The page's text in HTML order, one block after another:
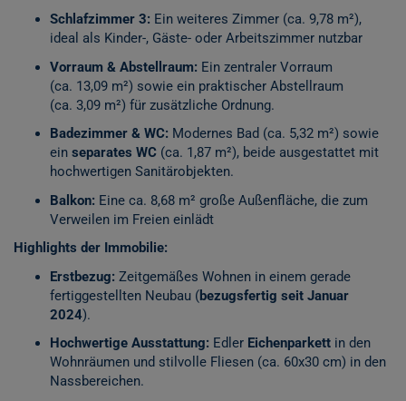
Schlafzimmer 3: Ein weiteres Zimmer (ca. 9,78 m²),
ideal als Kinder-, Gäste- oder Arbeitszimmer nutzbar
Vorraum & Abstellraum: Ein zentraler Vorraum
(ca. 13,09 m²) sowie ein praktischer Abstellraum
(ca. 3,09 m²) für zusätzliche Ordnung.
Badezimmer & WC: Modernes Bad (ca. 5,32 m²) sowie
ein separates WC (ca. 1,87 m²), beide ausgestattet mit
hochwertigen Sanitärobjekten.
Balkon: Eine ca. 8,68 m² große Außenfläche, die zum
Verweilen im Freien einlädt
Highlights der Immobilie:
Erstbezug: Zeitgemäßes Wohnen in einem gerade
fertiggestellten Neubau (bezugsfertig seit Januar
2024).
Hochwertige Ausstattung: Edler Eichenparkett in den
Wohnräumen und stilvolle Fliesen (ca. 60x30 cm) in den
Nassbereichen.